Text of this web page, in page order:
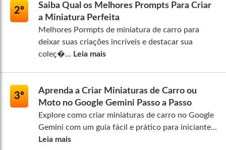
2º
Saiba Qual os Melhores Prompts Para Criar
a Miniatura Perfeita
Melhores Pormpts de miniatura de carro para
deixar suas criações incríveis e destacar sua
coleç�... Leia mais
3º
Aprenda a Criar Miniaturas de Carro ou
Moto no Google Gemini Passo a Passo
Explore como criar miniaturas de carro no Google
Gemini com um guia fácil e prático para iniciante...
Leia mais